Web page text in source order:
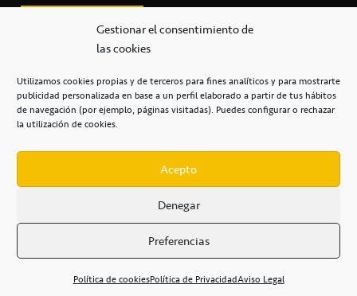
Gestionar el consentimiento de
las cookies
Utilizamos cookies propias y de terceros para fines analíticos y para mostrarte
publicidad personalizada en base a un perfil elaborado a partir de tus hábitos
de navegación (por ejemplo, páginas visitadas). Puedes configurar o rechazar
la utilización de cookies.
Acepto
Denegar
Preferencias
Política de cookiesPolítica de PrivacidadAviso Legal
secretaria@cbcanarias.es
+34 922 253 684
Casa del Deporte / 38108 – La Laguna
POLÍTICA DE PRIVACIDAD / POLÍTICA DE COOKIES /
AVISO LEGAL / CONDICIONES